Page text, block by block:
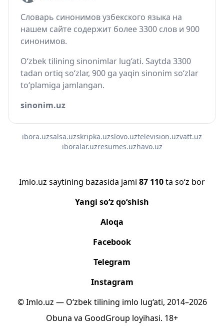
Словарь синонимов узбекского языка на
нашем сайте содержит более 3300 слов и 900
синонимов.
O‘zbek tilining sinonimlar lug‘ati. Saytda 3300
tadan ortiq so‘zlar, 900 ga yaqin sinonim so‘zlar
to‘plamiga jamlangan.
sinonim.uz
ibora.uzsalsa.uzskripka.uzslovo.uztelevision.uzvatt.uz
iboralar.uzresumes.uzhavo.uz
Imlo.uz saytining bazasida jami 87 110ta so‘z bor
Yangi so‘z qo‘shish
Aloqa
Facebook
Telegram
Instagram
© Imlo.uz — O‘zbek tilining imlo lug‘ati, 2014–2026
Obuna va GoodGroup loyihasi. 18+